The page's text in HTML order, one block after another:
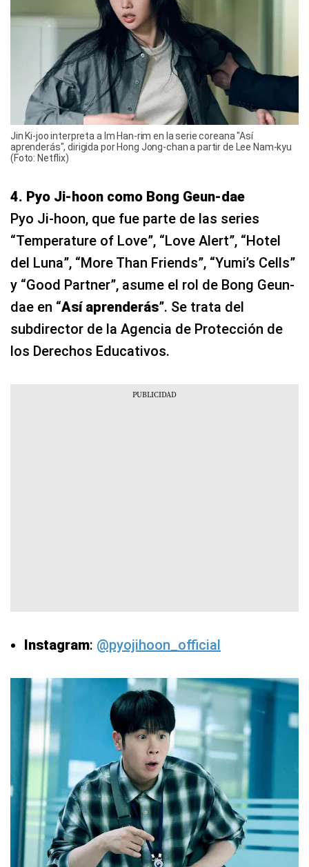
Jin Ki-joo interpreta a Im Han-rim en la serie coreana "Así
aprenderás", dirigida por Hong Jong-chan a partir de Lee Nam-kyu
(Foto: Netflix)
4. Pyo Ji-hoon como Bong Geun-dae
Pyo Ji-hoon, que fue parte de las series
“Temperature of Love”, “Love Alert”, “Hotel
del Luna”, “More Than Friends”, “Yumi’s Cells”
y “Good Partner”, asume el rol de Bong Geun-
dae en “Así aprenderás”. Se trata del
subdirector de la Agencia de Protección de
los Derechos Educativos.
Instagram: @pyojihoon_official